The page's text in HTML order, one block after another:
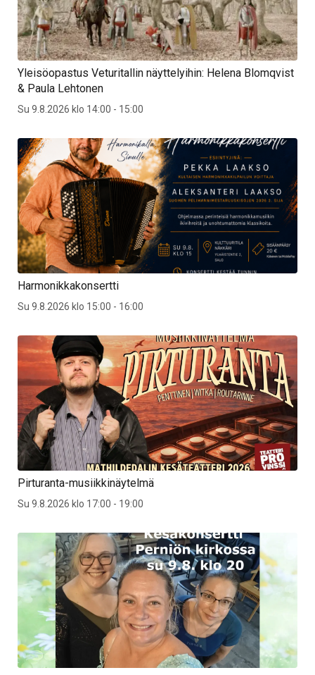
Yleisöopastus Veturitallin näyttelyihin: Helena Blomqvist
& Paula Lehtonen
Su 9.8.2026 klo 14:00 - 15:00
Harmonikkakonsertti
Su 9.8.2026 klo 15:00 - 16:00
Pirturanta-musiikkinäytelmä
Su 9.8.2026 klo 17:00 - 19:00